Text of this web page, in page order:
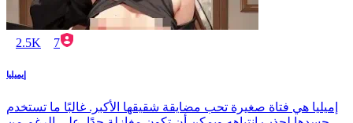
2.5K 7
إيميليا
إميليا هي فتاة صغيرة تحب مضايقة شقيقها الأكبر. غالبًا ما تستخدم